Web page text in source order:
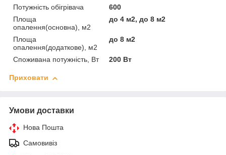
Потужність обігрівача
600
Площа
опалення(основна), м2
до 4 м2, до 8 м2
Площа
опалення(додаткове), м2
до 8 м2
Споживана потужність, Вт 200 Вт
Приховати
Умови доставки
Нова Пошта
Самовивіз